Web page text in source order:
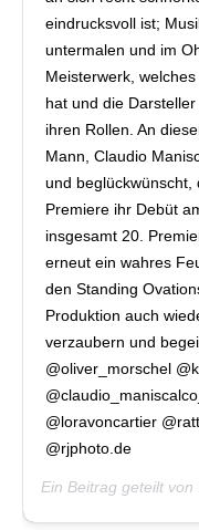
eindrucksvoll ist;
untermalen und im
Meisterwerk,
hat und die
ihren Rollen. An
Mann, Claudio
und beglückwünscht,
Premiere ihr Debüt
insgesamt 20.
erneut ein wahres
den Standing
Produktion auch
verzaubern und
@oliver_morschel
@loravoncartier
@rjphoto.de
Ein Beitrag geteilt von